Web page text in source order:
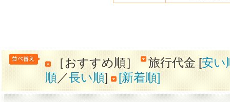
［おすすめ順］ 旅行代金 [安い
順／長い順] [新着順]